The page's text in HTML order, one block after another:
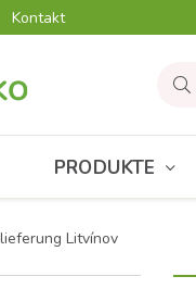
Kontakt
PRODUKTE
Litvínov